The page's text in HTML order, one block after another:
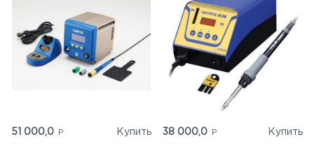
Измерительные приборы
51 000,0 Купить 38 000,0 Купить